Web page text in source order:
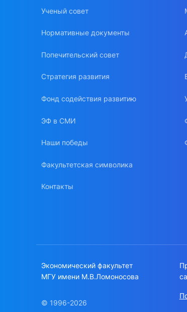
Ученый совет
Нормативные документы
Попечительский совет
Стратегия развития
Фонд содействия развитию
ЭФ в СМИ
Наши победы
Факультетская символика
Контакты
Экономический факультет
МГУ имени М.В.Ломоносова
© 1996-2026